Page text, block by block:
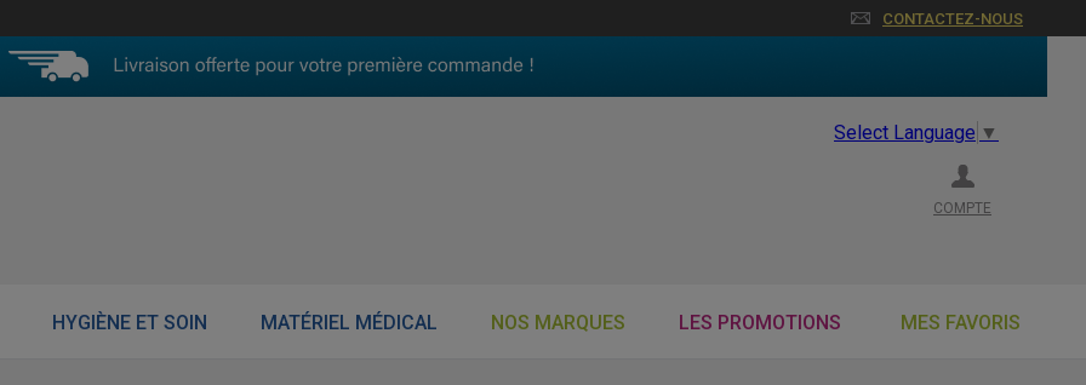
CONTACTEZ-NOUS
Select Language ▼
COMPTE
HYGIÈNE ET SOIN MATÉRIEL MÉDICAL NOS MARQUES LES PROMOTIONS MES FAVORIS